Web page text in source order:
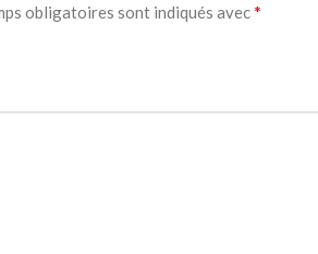
obligatoires sont indiqués avec*